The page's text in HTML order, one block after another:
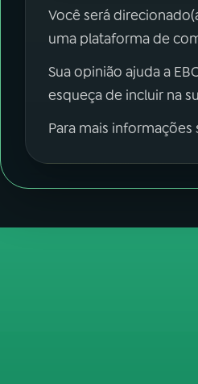
Você será
uma plataforma de
Sua opinião ajuda a
esqueça de incluir na
Para mais